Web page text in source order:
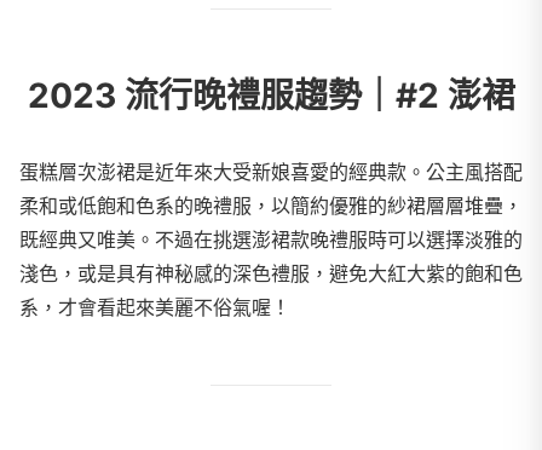
2023 流行晚禮服趨勢｜#2 澎裙
蛋糕層次澎裙是近年來大受新娘喜愛的經典款。公主風搭配
柔和或低飽和色系的晚禮服，以簡約優雅的紗裙層層堆疊，
既經典又唯美。不過在挑選澎裙款晚禮服時可以選擇淡雅的
淺色，或是具有神秘感的深色禮服，避免大紅大紫的飽和色
系，才會看起來美麗不俗氣喔！